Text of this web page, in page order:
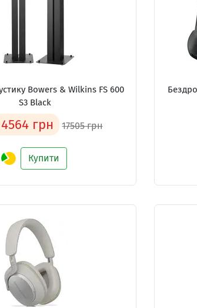
Bowers & Wilkins FS 600
S3 Black
грн 17505 грн
Купити